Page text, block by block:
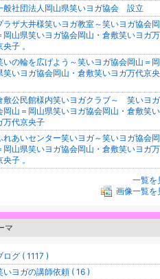
般社団法人岡山県笑いヨガ協会 設立
ラザ大井様笑いヨガ教室～笑いヨガ協会
岡山県笑いヨガ協会岡山・倉敷笑いヨガ
央子 。
いの輪を広げよう～笑いヨガ協会岡山＝
笑いヨガ協会岡山・倉敷笑いヨガ万代京
敷公民館様内笑いヨガクラブ～ 笑いヨ
岡山＝岡山県笑いヨガ協会岡山・倉敷笑
万代京央子
れあいセンター笑いヨガ～笑いヨガ協会
岡山県笑いヨガ協会岡山・倉敷笑いヨガ
央子 。
一覧を
画像一覧を
マ
ログ ( 1117 )
いヨガの講師依頼 ( 16 )